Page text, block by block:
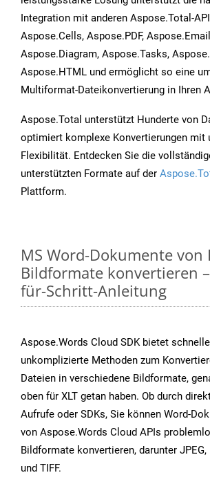
Integration mit anderen Aspose.Total-
Aspose.Cells, Aspose.PDF,
Aspose.Diagram, Aspose.Tasks,
Aspose.HTML und ermöglicht so eine
Multiformat-Dateikonvertierung in Ihren
Aspose.Total unterstützt Hunderte von
optimiert komplexe Konvertierungen mit
Flexibilität. Entdecken Sie die
unterstützten Formate auf der
Plattform.
MS Word-Dokumente von
Bildformate konvertieren
für-Schritt-Anleitung
Aspose.Words Cloud SDK bietet
unkomplizierte Methoden zum
Dateien in verschiedene Bildformate,
oben für XLT getan haben. Ob durch
Aufrufe oder SDKs, Sie können Word-
von Aspose.Words Cloud APIs
Bildformate konvertieren, darunter JPEG,
und TIFF.